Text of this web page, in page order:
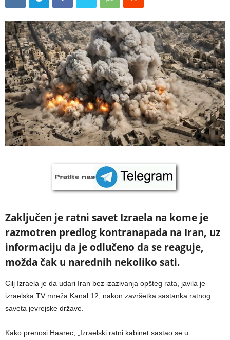
Zaključen je ratni savet Izraela na kome je
razmotren predlog kontranapada na Iran, uz
informaciju da je odlučeno da se reaguje,
možda čak u narednih nekoliko sati.
Cilj Izraela je da udari Iran bez izazivanja opšteg rata, javila je
izraelska TV mreža Kanal 12, nakon završetka sastanka ratnog
saveta jevrejske države.
Kako prenosi Haarec, „Izraelski ratni kabinet sastao se u